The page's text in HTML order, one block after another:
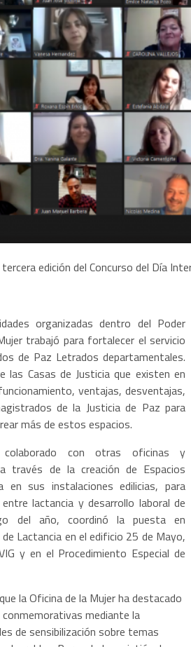
edición del Concurso del Día
organizadas dentro del Poder
trabajó para fortalecer el servicio
de Paz Letrados departamentales.
las Casas de Justicia que existen en
ventajas, desventajas,
de la Justicia de Paz para
más de estos espacios.
con otras oficinas y
a través de la creación de Espacios
en sus instalaciones edilicias, para
lactancia y desarrollo laboral de
del año, coordinó la puesta en
Lactancia en el edificio 25 de Mayo,
y en el Procedimiento Especial de
la Oficina de la Mujer ha destacado
mediante la
de sensibilización sobre temas